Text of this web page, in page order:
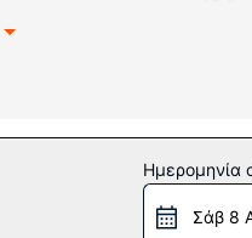
καλωδιακά κανάλια, ενώ
να δοκιμάσετε τις
δωρεάν ασύρματο ίντερνετ,
Ημερομηνία
Σάβ 8